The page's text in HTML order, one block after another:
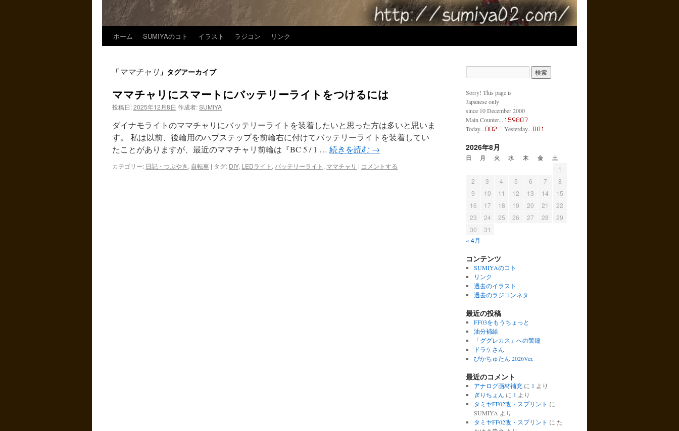
ホーム SUMIYAのコト イラスト ラジコン リンク
「ママチャリ 」タグアーカイブ
ママチャリにスマートにバッテリーライトをつけるには
投稿日:2025年12月8日 作成者:SUMIYA
ダイナモライトのママチャリにバッテリーライトを装着したいと思った方は多いと思いま
す。 私は以前、後輪用のハブステップを前輪右に付けてバッテリーライトを装着してい
たことがありますが、最近のママチャリ前輪は『BC 5 / 1 … 続きを読む →
カテゴリー: 日記・つぶやき, 自転車 | タグ: DIY, LEDライト , バッテリーライト , ママチャリ | コメントする
Sorry! This page is
Japanese only
since 10 December 2000
Main Counter...
Today...
Yesterday...
2026年8月
日 月 火 水 木 金 土
1
2
3 4 5 6 7
8
9
10 11 12 13 14
15
16
17 18 19 20 21
22
23
24 25 26 27 28
29
30
31
« 4月
コンテンツ
SUMIYAのコト
リンク
過去のイラスト
過去のラジコンネタ
最近の投稿
FF03をもうちょっと
油分補給
「ググレカス」への警鐘
ドラケさん
ぴかちゅたん 2026Ver.
最近のコメント
アナログ画材補充に 1 より
ぎりちょん に 1 より
タミヤFF02改・スプリント に
SUMIYA より
タミヤFF02改・スプリント に た